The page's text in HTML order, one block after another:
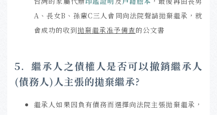
A、長女B、孫輩C三人會同向法院聲請拋棄繼承，就
會成功的收到拋棄繼承准予備查的公文書
5. 繼承人之債權人是否可以撤銷繼承人
(債務人)人主張的拋棄繼承?
繼承人如果因負有債務而選擇向法院主張拋棄繼承，